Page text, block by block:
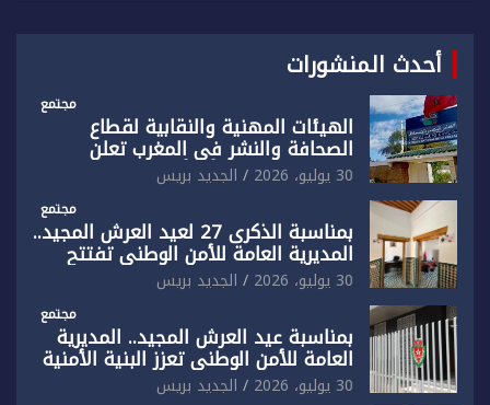
أحدث المنشورات
مجتمع
الهيئات المهنية والنقابية لقطاع
الصحافة والنشر في المغرب تعلن
رفضها القاطع لـ”أي أجندة انتخابية
مُعدة على مقاس سياسي ومصلحي
ضيق”
30 يوليو، 2026 الجديد بريس
مجتمع
بمناسبة الذكرى 27 لعيد العرش المجيد..
المديرية العامة للأمن الوطني تفتتح
المقر الجديد لفرقة الشرطة السياحية
بفاس
30 يوليو، 2026 الجديد بريس
مجتمع
بمناسبة عيد العرش المجيد.. المديرية
العامة للأمن الوطني تعزز البنية الأمنية
بالناظور بإحداث فرقتين جديدتين
30 يوليو، 2026 الجديد بريس